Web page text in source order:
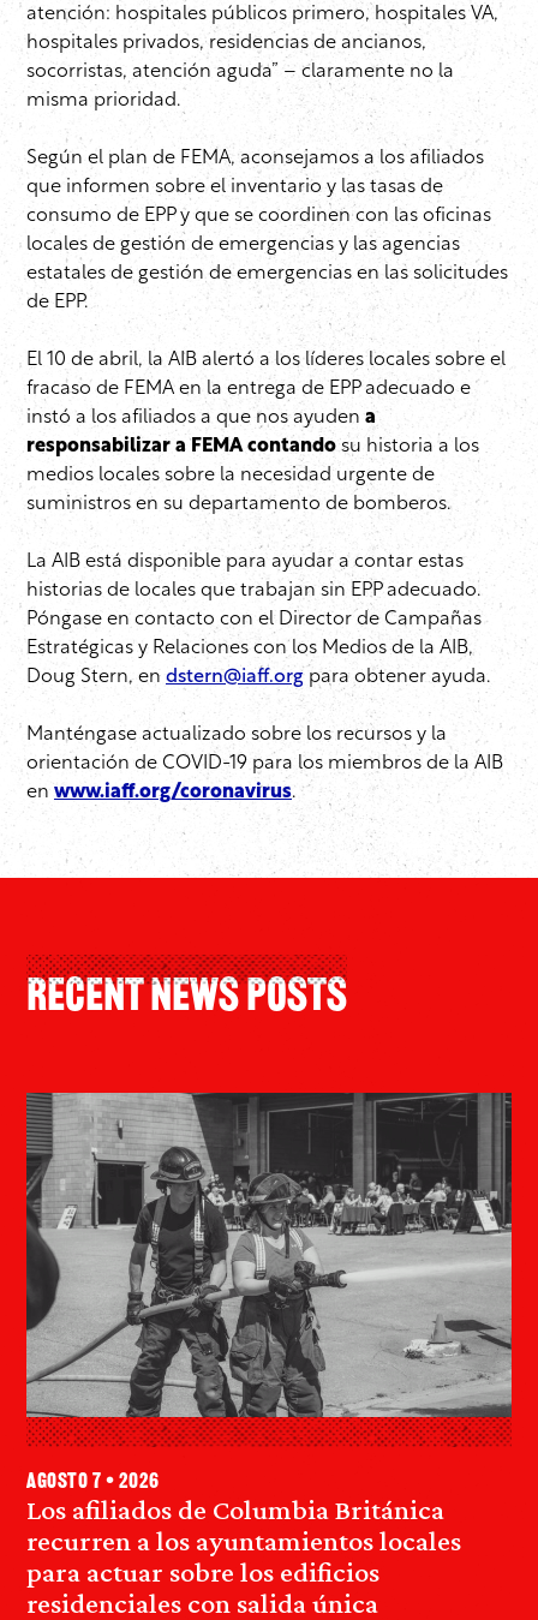
atención: hospitales públicos primero, hospitales VA,
hospitales privados, residencias de ancianos,
socorristas, atención aguda” – claramente no la
misma prioridad.
Según el plan de FEMA, aconsejamos a los afiliados
que informen sobre el inventario y las tasas de
consumo de EPP y que se coordinen con las oficinas
locales de gestión de emergencias y las agencias
estatales de gestión de emergencias en las solicitudes
de EPP.
El 10 de abril, la AIB alertó a los líderes locales sobre el
fracaso de FEMA en la entrega de EPP adecuado e
instó a los afiliados a que nos ayuden a
responsabilizar a FEMA contando su historia a los
medios locales sobre la necesidad urgente de
suministros en su departamento de bomberos.
La AIB está disponible para ayudar a contar estas
historias de locales que trabajan sin EPP adecuado.
Póngase en contacto con el Director de Campañas
Estratégicas y Relaciones con los Medios de la AIB,
Doug Stern, en dstern@iaff.org para obtener ayuda.
Manténgase actualizado sobre los recursos y la
orientación de COVID-19 para los miembros de la AIB
en www.iaff.org/coronavirus.
Recent News Posts
Los afiliados de Columbia Británica
recurren a los ayuntamientos locales
para actuar sobre los edificios
residenciales con salida única
agosto 7 • 2026